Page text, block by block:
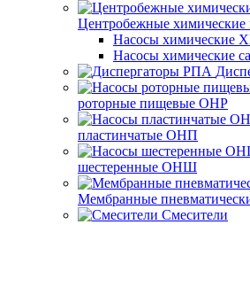
Центробежные химические
Насосы химические
Насосы химические
роторные пищевые ОНР
пластинчатые ОНП
шестеренные ОНШ
Мембранные
Смесители